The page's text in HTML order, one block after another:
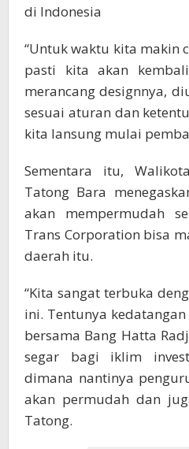
di Indonesia
“Untuk waktu kita makin
pasti kita akan
merancang designnya,
sesuai aturan dan
kita lansung mulai
Sementara itu,
Tatong Bara
akan mempermudah
Trans Corporation bisa
daerah itu.
“Kita sangat terbuka
ini. Tentunya
bersama Bang Hatta
segar bagi iklim
dimana nantinya
akan permudah dan
Tatong.